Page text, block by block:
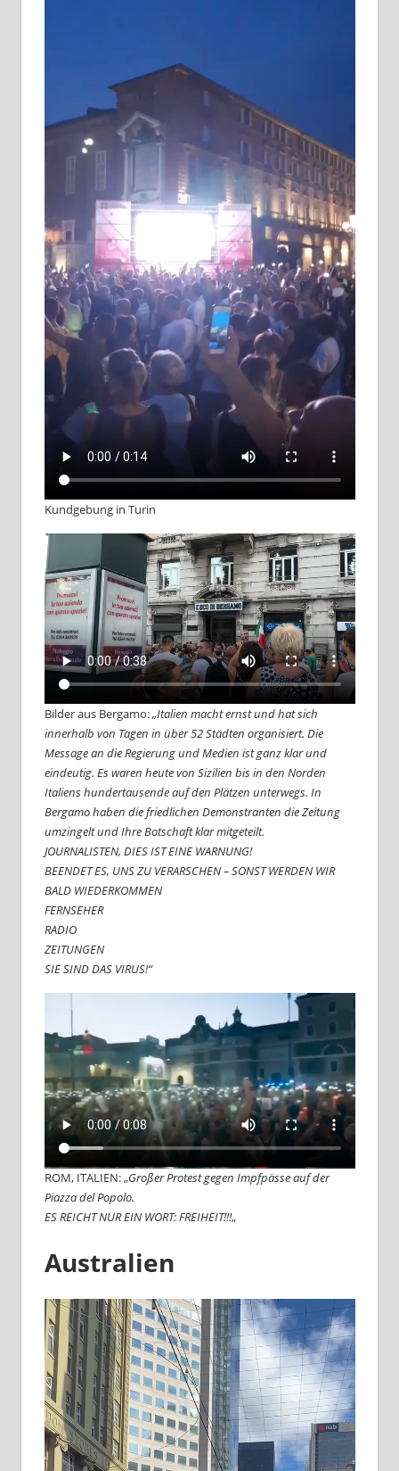
Kundgebung in Turin
Bilder aus Bergamo:„Italien macht ernst und hat sich
innerhalb von Tagen in über 52 Städten organisiert. Die
Message an die Regierung und Medien ist ganz klar und
eindeutig. Es waren heute von Sizilien bis in den Norden
Italiens hundertausende auf den Plätzen unterwegs. In
Bergamo haben die friedlichen Demonstranten die Zeitung
umzingelt und Ihre Botschaft klar mitgeteilt.
JOURNALISTEN, DIES IST EINE WARNUNG!
BEENDET ES, UNS ZU VERARSCHEN – SONST WERDEN WIR
BALD WIEDERKOMMEN
FERNSEHER
RADIO
ZEITUNGEN
SIE SIND DAS VIRUS!“
ROM, ITALIEN: „Großer Protest gegen Impfpässe auf der
Piazza del Popolo.
ES REICHT NUR EIN WORT: FREIHEIT!!!„
Australien